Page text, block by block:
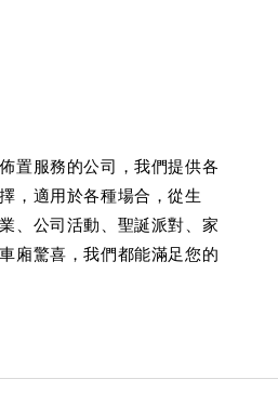
置服務的公司，我們提供各
，適用於各種場合，從生
、公司活動、聖誕派對、家
廂驚喜，我們都能滿足您的